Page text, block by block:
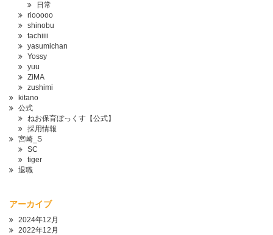
日常
riooooo
shinobu
tachiiii
yasumichan
Yossy
yuu
ZiMA
zushimi
kitano
公式
ねお保育ぼっくす【公式】
採用情報
宮崎_S
SC
tiger
退職
アーカイブ
2024年12月
2022年12月